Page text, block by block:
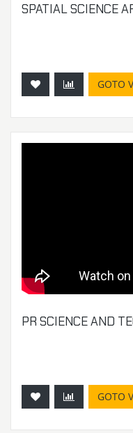
SPATIAL SCIENCE
GOTO
PR SCIENCE AND
GOTO